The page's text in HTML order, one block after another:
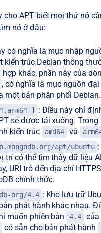
cho APT biết mọi thứ nó
nó ở đâu:
có nghĩa là mục nhập
kiến trúc Debian thông
khác, phần này của
, có nghĩa là mục nguồn đại
một bản phân phối Debian.
]
: Điều này chỉ
sẽ được tải xuống.
kiến trúc
amd64 và
apt/ubuntu
trí có thể tìm thấy dữ liệu
URI trỏ đến địa chỉ
chính thức.
org/4.4 : Kho lưu trữ
phát hành khác nhau.
muốn phiên bản
4.4 của
có sẵn cho bản phát hành